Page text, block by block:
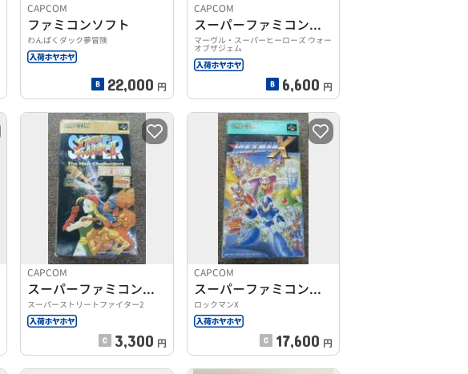
CAPCOM
ファミコンソフト
わんぱくダック夢冒険
22,000 円
CAPCOM
スーパーファミコンソフト
マーヴル・スーパーヒーローズ ウォー
オブザジェム
6,600 円
CAPCOM
スーパーファミコンソフト
スーパーストリートファイター2
3,300 円
CAPCOM
スーパーファミコンソフト
ロックマンX
17,600 円